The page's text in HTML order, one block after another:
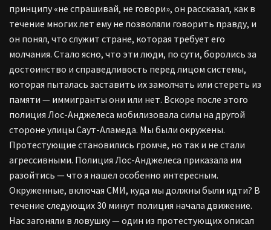
принципу «не спрашивай, не говори», он рассказал, как в
течение многих лет ему не позволяли говорить правду, и
он понял, что служит стране, которая требует его
молчания. Стало ясно, что эти люди, по сути, боролись за
достоинство и справедливость перед лицом системы,
которая пыталась заставить их замолчать или стереть из
памяти — иммигранты они или нет. Вскоре после этого
полиция Лос-Анджелеса мобилизовала силы на другой
стороне улицы Саут-Аламеда. Мы были окружены.
Протестующие становились громче, но так и не стали
агрессивными. Полиция Лос-Анджелеса приказала им
разойтись — что я нашел особенно интересным.
Окруженные, включая СМИ, куда мы должны были идти? В
течение следующих 30 минут полиция начала движение.
Нас загоняли в ловушку — один из протестующих описал